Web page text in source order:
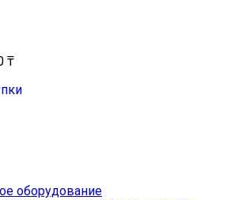
₸
оборудование